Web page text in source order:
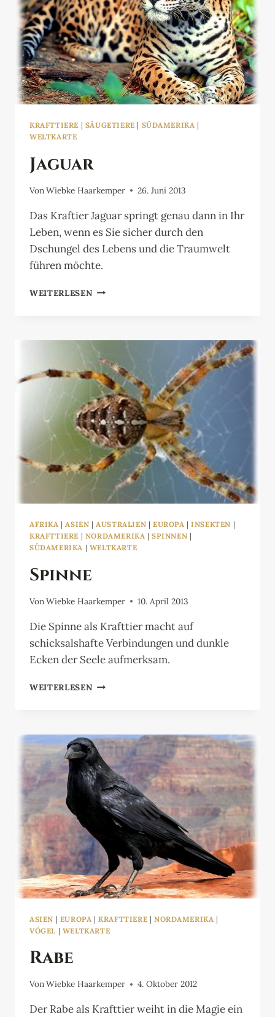
KRAFTTIERE | SÄUGETIERE | SÜDAMERIKA |
WELTKARTE
Jaguar
VonWiebke Haarkemper 26. Juni 2013
Das Kraftier Jaguar springt genau dann in Ihr
Leben, wenn es Sie sicher durch den
Dschungel des Lebens und die Traumwelt
führen möchte.
WEITERLESEN JAGUAR
AFRIKA |ASIEN |AUSTRALIEN | EUROPA |INSEKTEN |
KRAFTTIERE | NORDAMERIKA |SPINNEN |
SÜDAMERIKA | WELTKARTE
Spinne
VonWiebke Haarkemper 10. April 2013
Die Spinne als Krafttier macht auf
schicksalshafte Verbindungen und dunkle
Ecken der Seele aufmerksam.
WEITERLESEN SPINNE
ASIEN | EUROPA |KRAFTTIERE | NORDAMERIKA |
VÖGEL | WELTKARTE
Rabe
VonWiebke Haarkemper 4. Oktober 2012
Der Rabe als Krafttier weiht in die Magie ein